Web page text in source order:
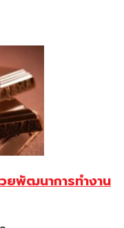
ยพัฒนาการทำงาน